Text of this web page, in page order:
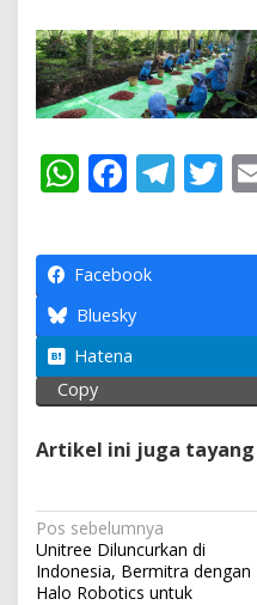
W
at
s
A
p
p
F
e
b
o
o
k
T
e
a
m
T
Facebook
Bluesky
Hatena
Copy
Artikel ini juga tayang
N
a
Pos sebelumnya
Unitree Diluncurkan di
Indonesia, Bermitra dengan
Halo Robotics untuk